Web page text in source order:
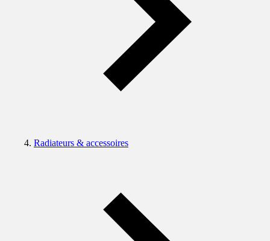
Radiateurs & accessoires